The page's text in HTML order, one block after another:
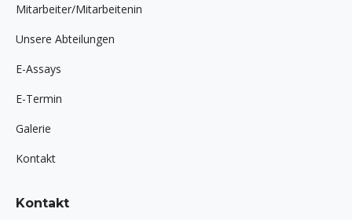
Mitarbeiter/Mitarbeitenin
Unsere Abteilungen
E-Assays
E-Termin
Galerie
Kontakt
Kontakt